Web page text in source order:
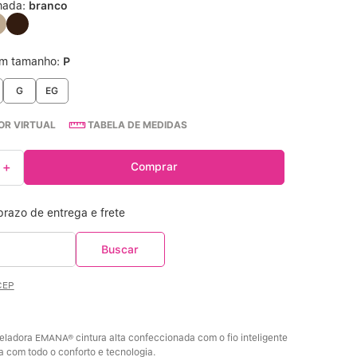
branco
tamanho: P
G EG
VIRTUAL TABELA DE MEDIDAS
＋ Comprar
EMANA® cintura alta confeccionada com o fio inteligente
com todo o conforto e tecnologia.
Calcinha Cintura Alta
Sutiã Sustentação
Sutiã Bojo Aro